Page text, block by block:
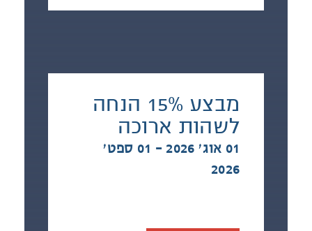
מבצע 15% הנחה
לשהות ארוכה
01 אוג׳ 2026 - 01 ספט׳
2026